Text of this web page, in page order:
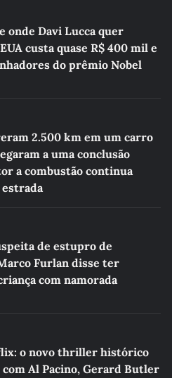
onde Davi Lucca quer
custa quase R$ 400 mil e
do prêmio Nobel
2.500 km em um carro
a uma conclusão
a combustão continua
de estupro de
Furlan disse ter
com namorada
o novo thriller histórico
Al Pacino, Gerard Butler